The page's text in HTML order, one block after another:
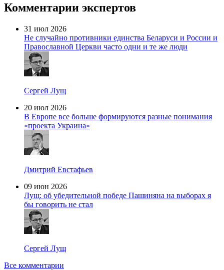
Комментарии экспертов
31 июл 2026
Не случайно противники единства Беларуси и России и
Православной Церкви часто одни и те же люди
Сергей Лущ
20 июл 2026
В Европе все больше формируются разные понимания
«проекта Украина»
Дмитрий Евстафьев
09 июн 2026
Лущ: об убедительной победе Пашиняна на выборах я
бы говорить не стал
Сергей Лущ
Все комментарии